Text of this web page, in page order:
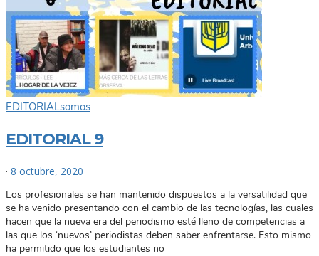
EDITORIALsomos
EDITORIAL 9
· 8 octubre, 2020
Los profesionales se han mantenido dispuestos a la versatilidad que
se ha venido presentando con el cambio de las tecnologías, las cuales
hacen que la nueva era del periodismo esté lleno de competencias a
las que los ‘nuevos’ periodistas deben saber enfrentarse. Esto mismo
ha permitido que los estudiantes no